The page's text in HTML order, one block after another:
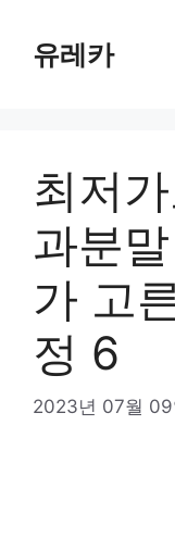
content유레카
최저
과분
가 고
정 6
2023년 07월 09